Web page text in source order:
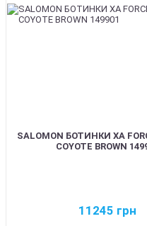
SALOMON БОТИНКИ XA
COYOTE BROWN
11245 грн